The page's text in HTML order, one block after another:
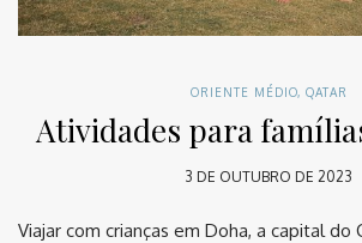
ORIENTE MÉDIO, QATAR
Atividades para
3 DE OUTUBRO DE 2023
Viajar com crianças em Doha, a capital do